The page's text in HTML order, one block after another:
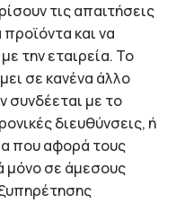
τις απαιτήσεις
και να
την εταιρεία. Το
σε κανένα άλλο
συνδέεται με το
διευθύνσεις, ή
που αφορά τους
μόνο σε άμεσους